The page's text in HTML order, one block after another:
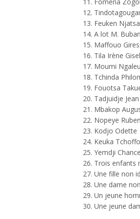
Feuken
A lot M.
Maffouo
Tila Irène
Moumi
Tchinda
Fouotsa
Tadjuidje
Mbakop
Nopeye Ruben
Kodjo Odette
Keuka
Yemdji
Trois enfants
Une fille non
Une dame
Un jeune
Une jeune